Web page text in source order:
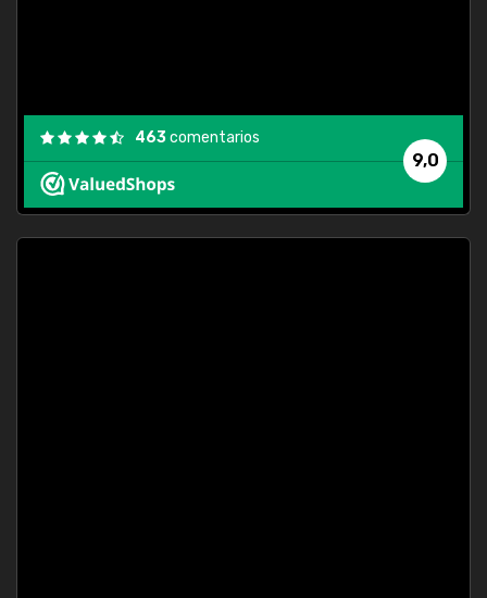
9,0
463comentarios